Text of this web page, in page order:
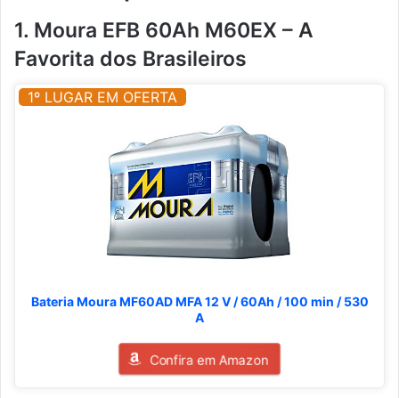
1. Moura EFB 60Ah M60EX – A
Favorita dos Brasileiros
1º LUGAR EM OFERTA
Bateria Moura MF60AD MFA 12 V / 60Ah / 100 min / 530
A
Confira em Amazon